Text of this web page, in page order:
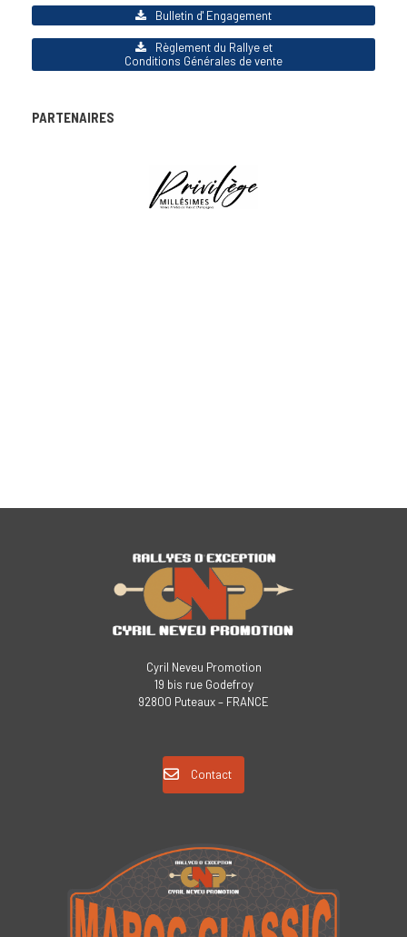
Bulletin d' Engagement
Règlement du Rallye et
Conditions Générales de vente
PARTENAIRES
Cyril Neveu Promotion
19 bis rue Godefroy
92800 Puteaux – FRANCE
Contact